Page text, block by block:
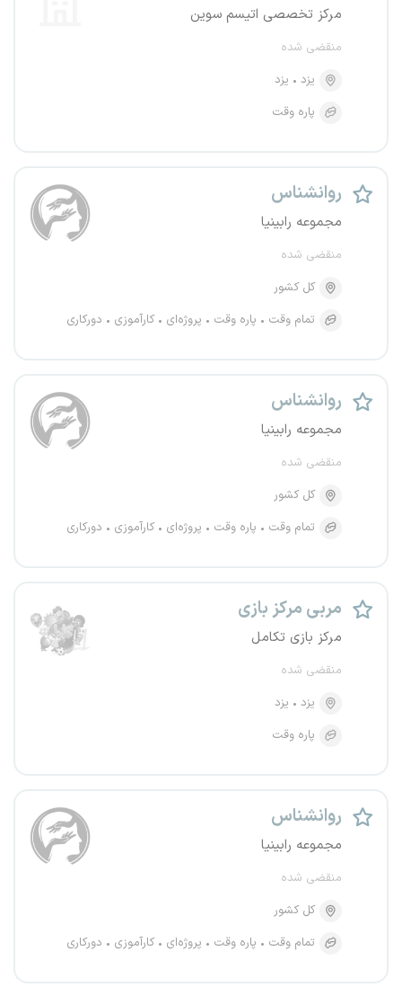
مرکز تخصصی اتیسم سوین
منقضی شده
یزد
یزد
پاره وقت
روانشناس
مجموعه رابینیا
منقضی شده
کل کشور
تمام وقت
پاره وقت پروژه‌ای کارآموزی دورکاری
روانشناس
مجموعه رابینیا
منقضی شده
کل کشور
تمام وقت
پاره وقت پروژه‌ای کارآموزی دورکاری
مربی مرکز بازی
مرکز بازی تکامل
منقضی شده
یزد
یزد
پاره وقت
روانشناس
مجموعه رابینیا
منقضی شده
کل کشور
تمام وقت
پاره وقت پروژه‌ای کارآموزی دورکاری